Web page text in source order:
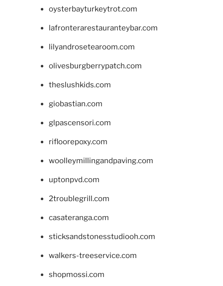
oysterbayturkeytrot.com
lafronterarestauranteybar.com
lilyandrosetearoom.com
olivesburgberrypatch.com
theslushkids.com
giobastian.com
glpascensori.com
rifloorepoxy.com
woolleymillingandpaving.com
uptonpvd.com
2troublegrill.com
casateranga.com
sticksandstonesstudiooh.com
walkers-treeservice.com
shopmossi.com